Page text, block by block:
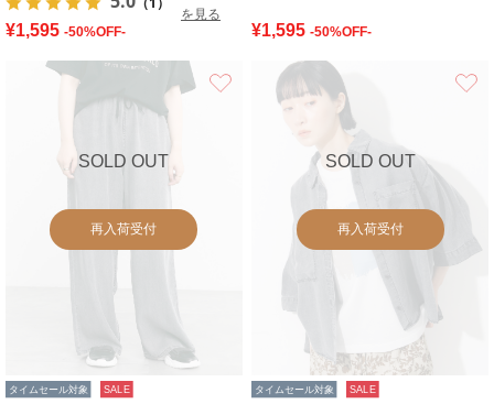
を見る
¥1,595 -50%OFF- ¥1,595 -50%OFF-
SOLD OUT
再入荷受付
お気に入り
タイムセール対象 SALE
SOLD OUT
再入荷受付
タイムセール対象 SALE